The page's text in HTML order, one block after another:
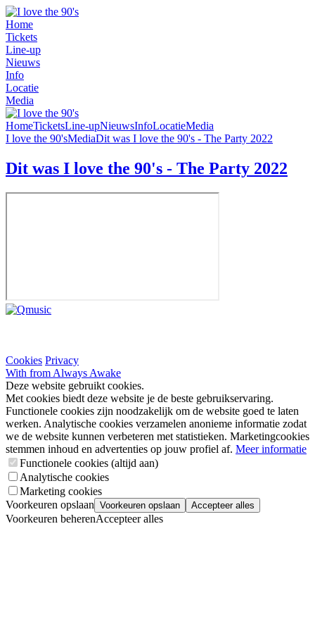
Home
Tickets
Line-up
Nieuws
Info
Locatie
Media
HomeTicketsLine-upNieuwsInfoLocatieMedia
I love the 90'sMediaDit was I love the 90's - The Party 2022
Dit was I love the 90's - The Party 2022
Cookies Privacy
With from Always Awake
Deze website gebruikt cookies.
Met cookies biedt deze website je de beste gebruikservaring.
Functionele cookies zijn noodzakelijk om de website goed te laten
werken. Analytische cookies verzamelen anonieme informatie zodat
we de website kunnen verbeteren met statistieken. Marketingcookies
stemmen inhoud en advertenties op jouw profiel af. Meer informatie
Functionele cookies (altijd aan)
Analytische cookies
Marketing cookies
Voorkeuren opslaan Voorkeuren opslaan Accepteer alles
Voorkeuren beherenAccepteer alles